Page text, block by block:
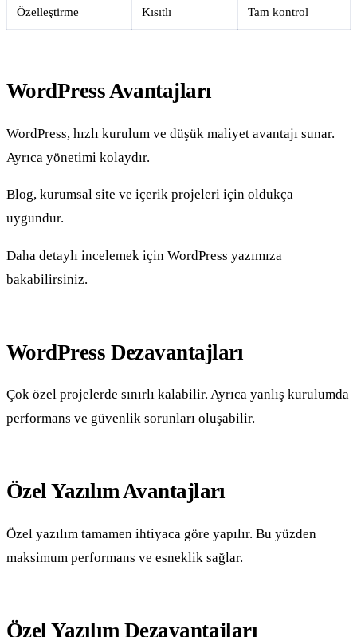
Özelleştirme Kısıtlı Tam kontrol
WordPress Avantajları
WordPress, hızlı kurulum ve düşük maliyet avantajı sunar.
Ayrıca yönetimi kolaydır.
Blog, kurumsal site ve içerik projeleri için oldukça
uygundur.
Daha detaylı incelemek için WordPress yazımıza
bakabilirsiniz.
WordPress Dezavantajları
Çok özel projelerde sınırlı kalabilir. Ayrıca yanlış kurulumda
performans ve güvenlik sorunları oluşabilir.
Özel Yazılım Avantajları
Özel yazılım tamamen ihtiyaca göre yapılır. Bu yüzden
maksimum performans ve esneklik sağlar.
Özel Yazılım Dezavantajları